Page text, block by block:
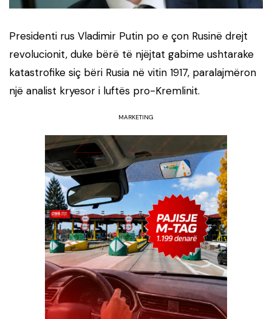
Presidenti rus Vladimir Putin po e çon Rusinë drejt
revolucionit, duke bërë të njëjtat gabime ushtarake
katastrofike siç bëri Rusia në vitin 1917, paralajmëron
një analist kryesor i luftës pro-Kremlinit.
MARKETING